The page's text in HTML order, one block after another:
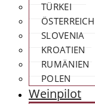
TÜRKEI
ÖSTERREICH
SLOVENIA
KROATIEN
RUMÄNIEN
POLEN
Weinpilot